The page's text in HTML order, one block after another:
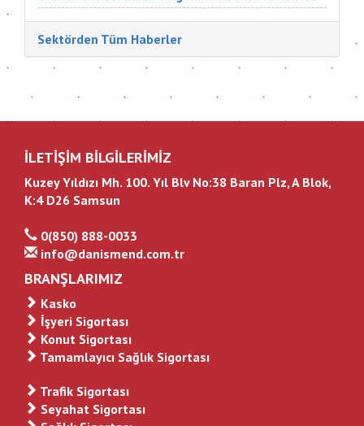
Türkiye ve dünyadan çok değerli katılımcılar
katıldı. Sigorta Tatbikatçıları Derneği'nin
düzenlediği konferansın aç...
Sektörden Tüm Haberler
İLETİŞİM BİLGİLERİMİZ
Kuzey Yıldızı Mh. 100. Yıl Blv No:38 Baran Plz, A Blok,
K:4 D26 Samsun
0(850) 888-0033
info@danismend.com.tr
BRANŞLARIMIZ
Kasko
İşyeri Sigortası
Konut Sigortası
Tamamlayıcı Sağlık Sigortası
Trafik Sigortası
Seyahat Sigortası